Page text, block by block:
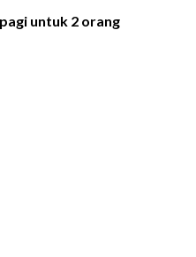
untuk 2 orang